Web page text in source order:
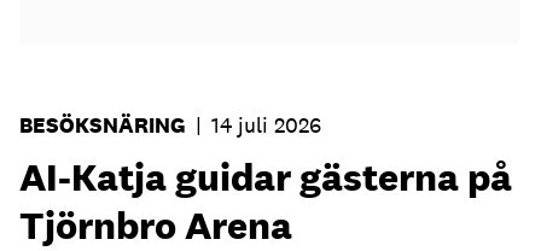
BESÖKSNÄRING | 14 juli 2026
AI-Katja guidar gästerna på
Tjörnbro Arena